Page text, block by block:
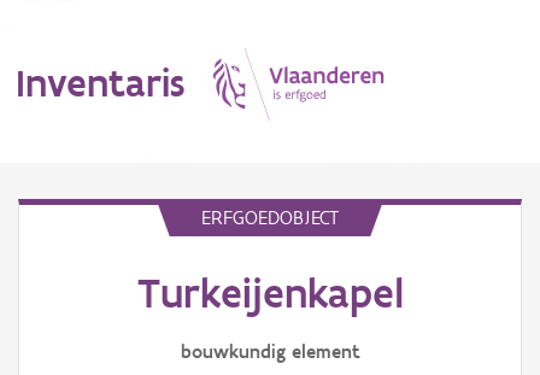
Inventaris
ERFGOEDOBJECT
Turkeijenkapel
bouwkundig element